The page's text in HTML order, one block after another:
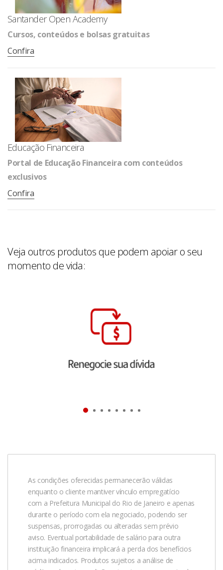
Santander Open Academy
Cursos, conteúdos e bolsas gratuitas
Confira
Educação Financeira
Portal de Educação Financeira com conteúdos
exclusivos
Confira
Veja outros produtos que podem apoiar o seu
momento de vida:
As condições oferecidas permanecerão válidas
enquanto o cliente mantiver vínculo empregatício
com a Prefeitura Municipal do Rio de Janeiro e apenas
durante o período com ela negociado, podendo ser
suspensas, prorrogadas ou alteradas sem prévio
aviso. Eventual portabilidade de salário para outra
instituição financeira implicará a perda dos benefícios
acima indicados. Produtos sujeitos a análise de